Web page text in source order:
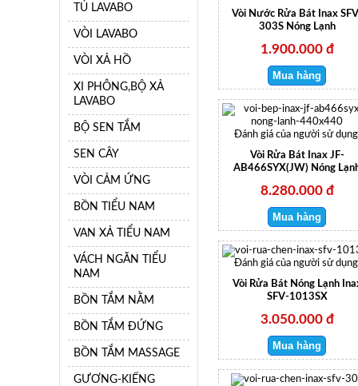
TỦ LAVABO
VÒI LAVABO
VÒI XẢ HỒ
XI PHÔNG,BỘ XẢ
LAVABO
BỘ SEN TẮM
SEN CÂY
VÒI CẢM ỨNG
BỒN TIỂU NAM
VAN XẢ TIỂU NAM
VÁCH NGĂN TIỂU
NAM
BỒN TẮM NẰM
BỒN TẮM ĐỨNG
BỒN TẮM MASSAGE
GƯƠNG-KIẾNG
Vòi Nước Rửa Bát Inax
303S Nóng Lạnh
1.900.000 đ
Đánh giá của người sử
Vòi Rửa Bát Inax JF-
AB466SYX(JW) Nóng
8.280.000 đ
Đánh giá của người sử
Vòi Rửa Bát Nóng Lạnh
SFV-1013SX
3.050.000 đ